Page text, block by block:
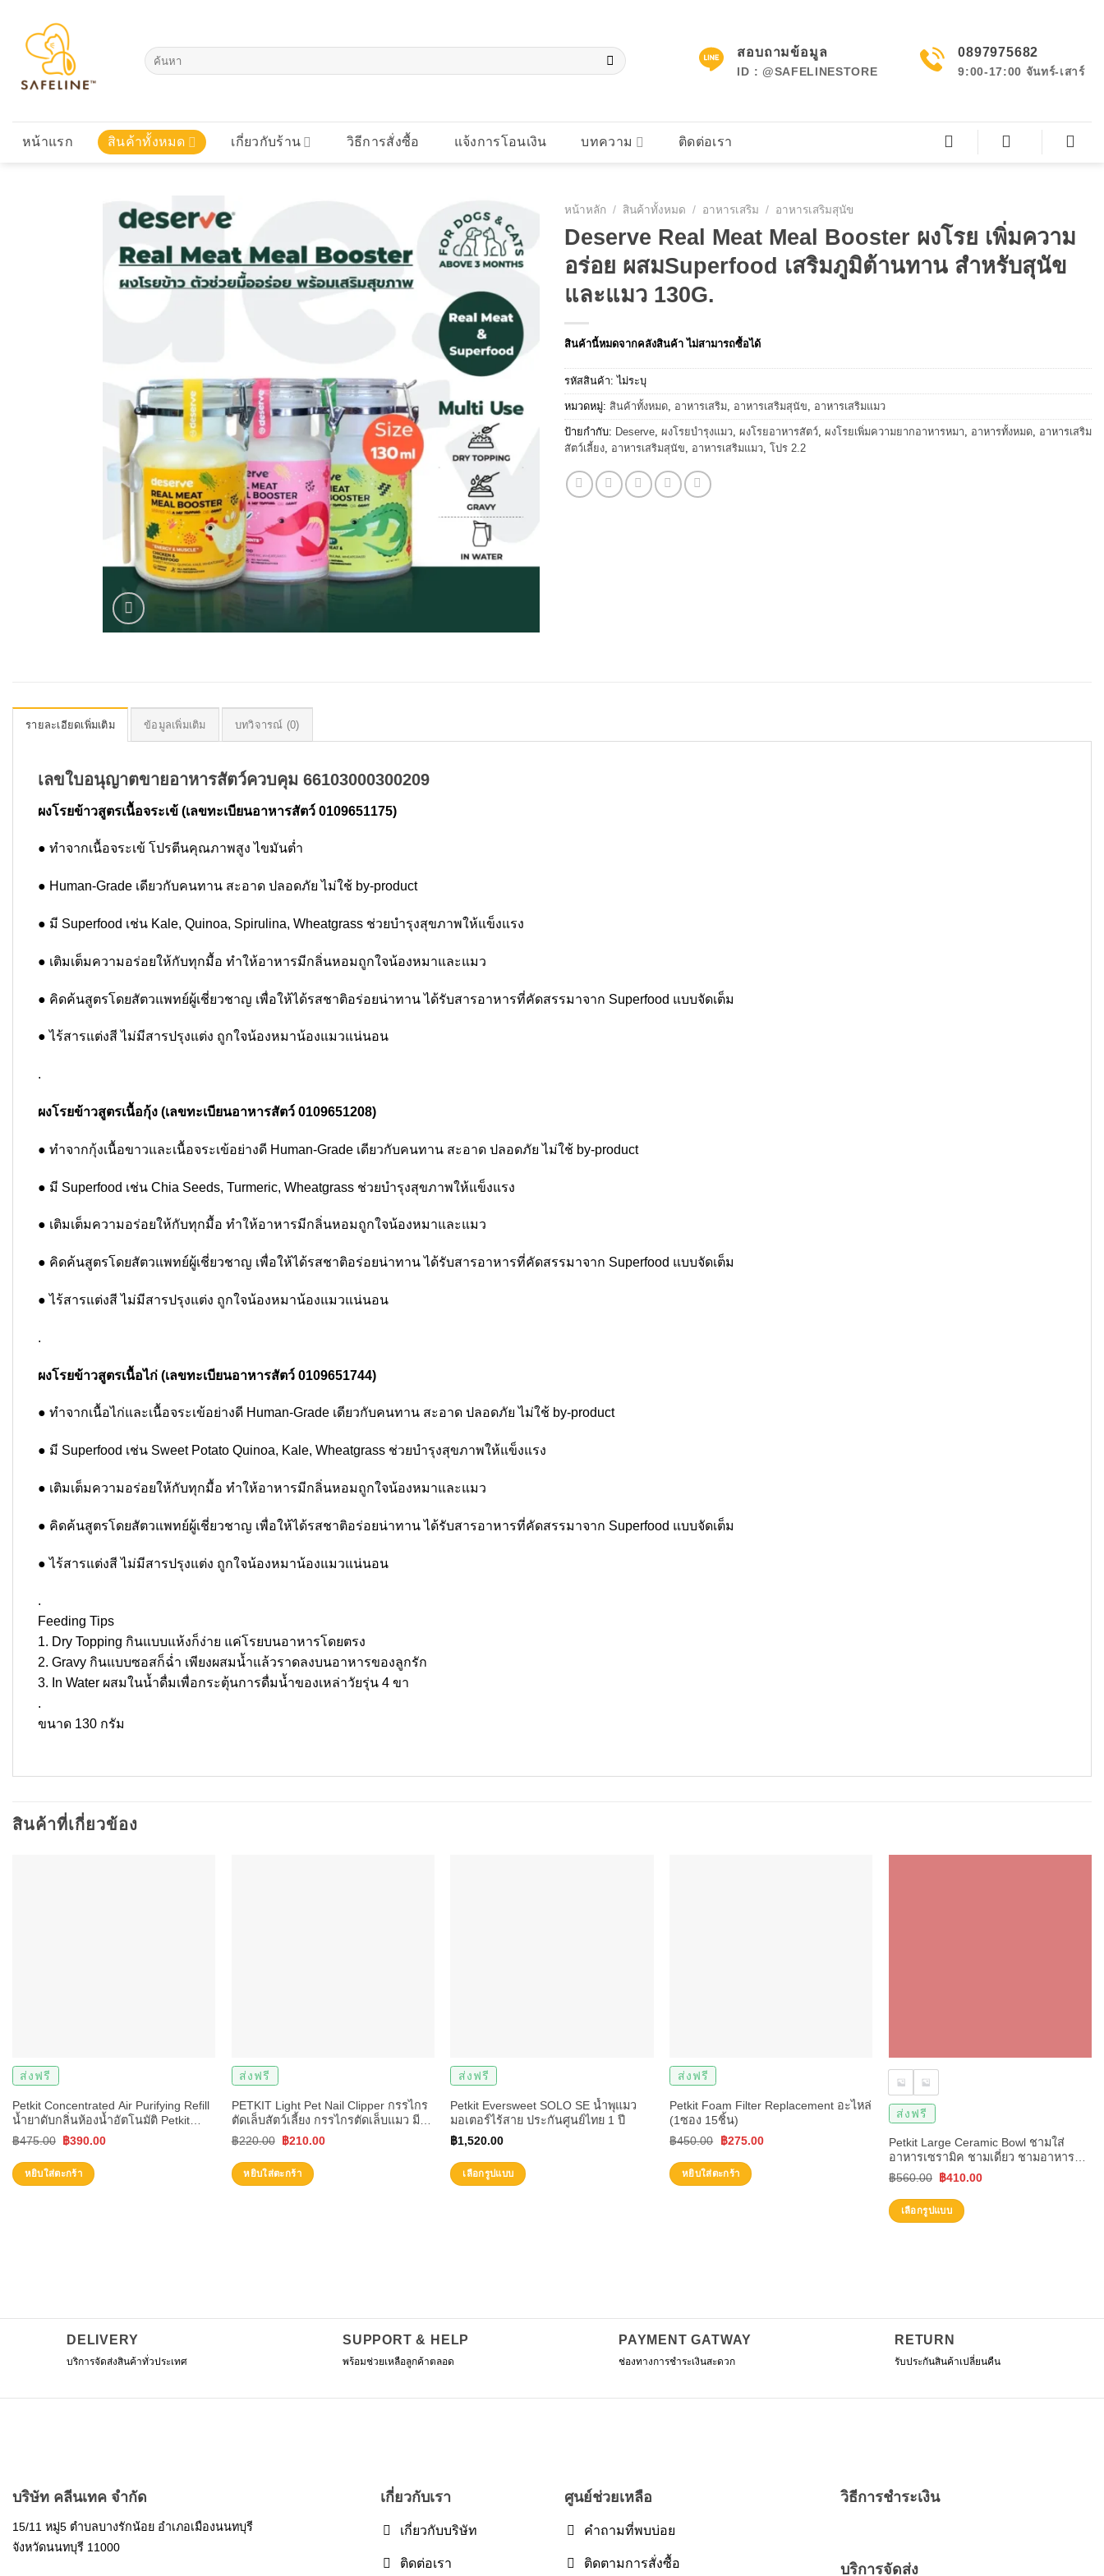
content
ค้นหา: สอบถามข้อมูล
ID : @SAFELINESTORE
0897975682
9:00-17:00 จันทร์-เสาร์
หน้าแรก สินค้าทั้งหมด เกี่ยวกับร้าน วิธีการสั่งซื้อ แจ้งการโอนเงิน บทความ ติดต่อเรา
หน้าหลัก / สินค้าทั้งหมด / อาหารเสริม / อาหารเสริมสุนัข
Deserve Real Meat Meal Booster ผงโรย เพิ่มความ
อร่อย ผสมSuperfood เสริมภูมิต้านทาน สำหรับสุนัข
และแมว 130G.
สินค้านี้หมดจากคลังสินค้า ไม่สามารถซื้อได้
รหัสสินค้า:ไม่ระบุ
หมวดหมู่: สินค้าทั้งหมด อาหารเสริม อาหารเสริมสุนัข อาหารเสริมแมว
ป้ายกำกับ: Deserve ผงโรยบำรุงแมว ผงโรยอาหารสัตว์ ผงโรยเพิ่มความยากอาหารหมา อาหารทั้งหมด อาหารเสริม
สัตว์เลี้ยง อาหารเสริมสุนัข อาหารเสริมแมว โปร 2.2
รายละเอียดเพิ่มเติม ข้อมูลเพิ่มเติม บทวิจารณ์ (0)
เลขใบอนุญาตขายอาหารสัตว์ควบคุม 66103000300209
ผงโรยข้าวสูตรเนื้อจระเข้ (เลขทะเบียนอาหารสัตว์ 0109651175)
● ทำจากเนื้อจระเข้ โปรตีนคุณภาพสูง ไขมันต่ำ
● Human-Grade เดียวกับคนทาน สะอาด ปลอดภัย ไม่ใช้ by-product
● มี Superfood เช่น Kale, Quinoa, Spirulina, Wheatgrass ช่วยบำรุงสุขภาพให้แข็งแรง
● เติมเต็มความอร่อยให้กับทุกมื้อ ทำให้อาหารมีกลิ่นหอมถูกใจน้องหมาและแมว
● คิดค้นสูตรโดยสัตวแพทย์ผู้เชี่ยวชาญ เพื่อให้ได้รสชาติอร่อยน่าทาน ได้รับสารอาหารที่คัดสรรมาจาก Superfood แบบจัดเต็ม
● ไร้สารแต่งสี ไม่มีสารปรุงแต่ง ถูกใจน้องหมาน้องแมวแน่นอน
.
ผงโรยข้าวสูตรเนื้อกุ้ง (เลขทะเบียนอาหารสัตว์ 0109651208)
● ทำจากกุ้งเนื้อขาวและเนื้อจระเข้อย่างดี Human-Grade เดียวกับคนทาน สะอาด ปลอดภัย ไม่ใช้ by-product
● มี Superfood เช่น Chia Seeds, Turmeric, Wheatgrass ช่วยบำรุงสุขภาพให้แข็งแรง
● เติมเต็มความอร่อยให้กับทุกมื้อ ทำให้อาหารมีกลิ่นหอมถูกใจน้องหมาและแมว
● คิดค้นสูตรโดยสัตวแพทย์ผู้เชี่ยวชาญ เพื่อให้ได้รสชาติอร่อยน่าทาน ได้รับสารอาหารที่คัดสรรมาจาก Superfood แบบจัดเต็ม
● ไร้สารแต่งสี ไม่มีสารปรุงแต่ง ถูกใจน้องหมาน้องแมวแน่นอน
.
ผงโรยข้าวสูตรเนื้อไก่ (เลขทะเบียนอาหารสัตว์ 0109651744)
● ทำจากเนื้อไก่และเนื้อจระเข้อย่างดี Human-Grade เดียวกับคนทาน สะอาด ปลอดภัย ไม่ใช้ by-product
● มี Superfood เช่น Sweet Potato Quinoa, Kale, Wheatgrass ช่วยบำรุงสุขภาพให้แข็งแรง
● เติมเต็มความอร่อยให้กับทุกมื้อ ทำให้อาหารมีกลิ่นหอมถูกใจน้องหมาและแมว
● คิดค้นสูตรโดยสัตวแพทย์ผู้เชี่ยวชาญ เพื่อให้ได้รสชาติอร่อยน่าทาน ได้รับสารอาหารที่คัดสรรมาจาก Superfood แบบจัดเต็ม
● ไร้สารแต่งสี ไม่มีสารปรุงแต่ง ถูกใจน้องหมาน้องแมวแน่นอน
.
Feeding Tips
1. Dry Topping กินแบบแห้งก็ง่าย แค่โรยบนอาหารโดยตรง
2. Gravy กินแบบซอสก็ฉ่ำ เพียงผสมน้ำแล้วราดลงบนอาหารของลูกรัก
3. In Water ผสมในน้ำดื่มเพื่อกระตุ้นการดื่มน้ำของเหล่าวัยรุ่น 4 ขา
.
ขนาด 130 กรัม
สินค้าที่เกี่ยวข้อง
ส่งฟรี
Petkit Concentrated Air Purifying Refill
น้ำยาดับกลิ่นห้องน้ำอัตโนมัติ Petkit
50ml.x4ขวด[PK55]
฿475.00 Original
price
was:
฿390.00Current
หยิบใส่ตะกร้า
ส่งฟรี
PETKIT Light Pet Nail Clipper กรรไกร
ตัดเล็บสัตว์เลี้ยง กรรไกรตัดเล็บแมว มีไฟ
LED
฿220.00 Original
price
was:
฿210.00Current
หยิบใส่ตะกร้า
ส่งฟรี
Petkit Eversweet SOLO SE น้ำพุแมว
มอเตอร์ไร้สาย ประกันศูนย์ไทย 1 ปี
฿1,520.00
เลือกรูปแบบ
be
chosen
the
ส่งฟรี
Petkit Foam Filter Replacement อะไหล่
(1ซอง 15ชิ้น)
฿450.00
Original
price
was:
฿275.00Current
หยิบใส่ตะกร้า
ส่งฟรี
Petkit Large Ceramic Bowl ชามใส่
อาหารเซรามิค ชามเดี่ยว ชามอาหาร
แมว
฿560.00 Original
price
was:
฿410.00Current
เลือกรูปแบบ
options
may
chosen
DELIVERY
บริการจัดส่งสินค้าทั่วประเทศ
SUPPORT & HELP
พร้อมช่วยเหลือลูกค้าตลอด
PAYMENT GATWAY
ช่องทางการชำระเงินสะดวก
RETURN
รับประกันสินค้าเปลี่ยนคืน
บริษัท คลีนเทค จำกัด
15/11 หมู่5 ตำบลบางรักน้อย อำเภอเมืองนนทบุรี
จังหวัดนนทบุรี 11000
เกี่ยวกับเรา
เกี่ยวกับบริษัท
ติดต่อเรา
ศูนย์ช่วยเหลือ
คำถามที่พบบ่อย
ติดตามการสั่งซื้อ
วิธีการชำระเงิน
บริการจัดส่ง